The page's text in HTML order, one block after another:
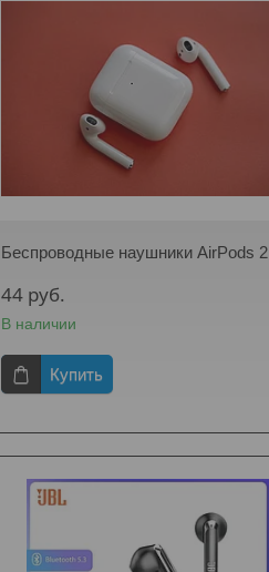
Беспроводные наушники AirPods 2
44 руб.
В наличии
Купить